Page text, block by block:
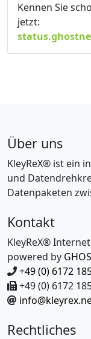
Kennen Sie
jetzt:
Über uns
KleyReX® ist ein
und
Datenpaketen
Kontakt
KleyReX®
powered by
+49 (0) 6172
+49 (0) 6172
Rechtliches